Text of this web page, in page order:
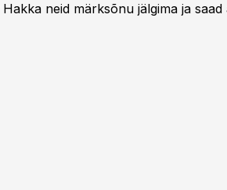
Hakka neid märksõnu jälgima ja